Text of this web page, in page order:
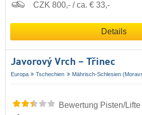
CZK 800,- / ca. € 33,-
Details
Javorový Vrch – Třinec
Europa Tschechien Mährisch-Schlesien
Bewertung Pisten/Lifte